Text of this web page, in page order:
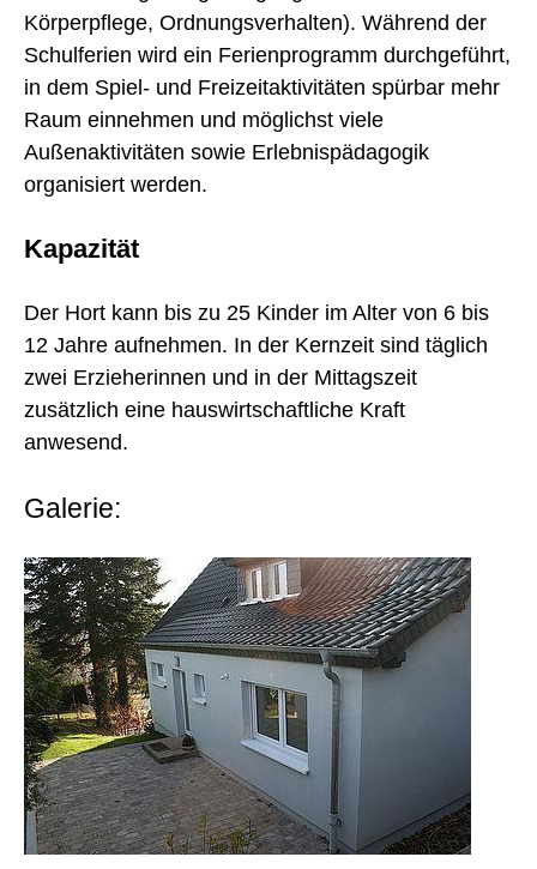
Körperpflege, Ordnungsverhalten). Während der
Schulferien wird ein Ferienprogramm durchgeführt,
in dem Spiel- und Freizeitaktivitäten spürbar mehr
Raum einnehmen und möglichst viele
Außenaktivitäten sowie Erlebnispädagogik
organisiert werden.
Kapazität
Der Hort kann bis zu 25 Kinder im Alter von 6 bis
12 Jahre aufnehmen. In der Kernzeit sind täglich
zwei Erzieherinnen und in der Mittagszeit
zusätzlich eine hauswirtschaftliche Kraft
anwesend.
Galerie: